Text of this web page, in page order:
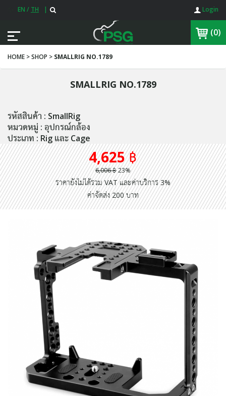
EN / TH | Login
(0)
HOME > SHOP > SMALLRIG NO.1789
SMALLRIG NO.1789
รหัสสินค้า : SmallRig
หมวดหมู่ : อุปกรณ์กล้อง
ประเภท : Rig และ Cage
4,625 ฿
6,006 ฿23%
ราคายังไม่ได้รวม VAT และค่าบริการ 3%
ค่าจัดส่ง 200 บาท